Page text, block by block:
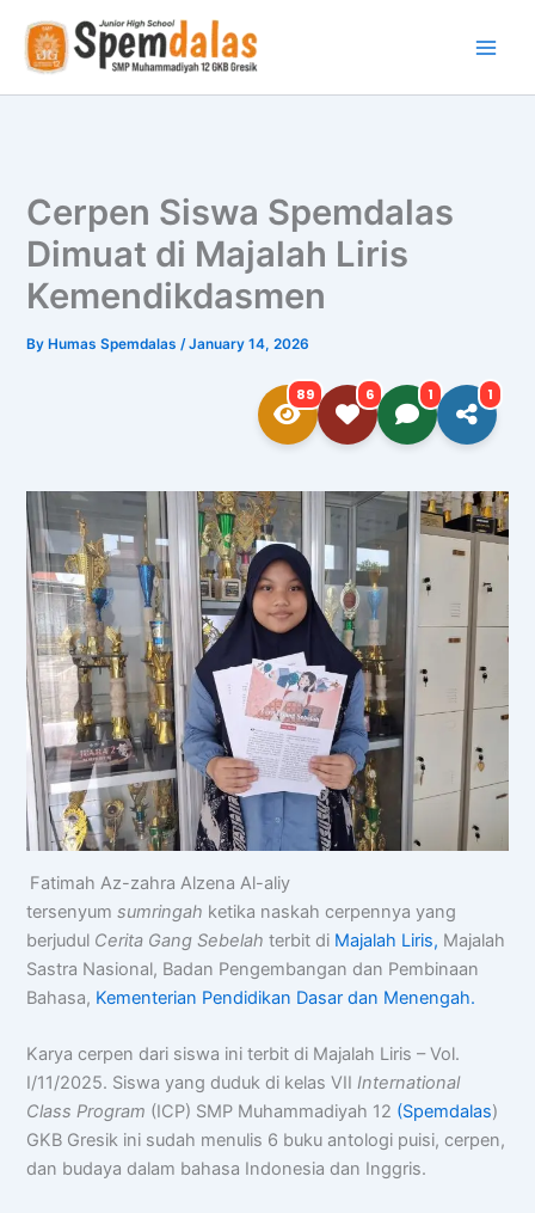
content
Cerpen Siswa Spemdalas
Dimuat di Majalah Liris
Kemendikdasmen
By Humas Spemdalas/January 14, 2026
89 6 1 1
Fatimah Az-zahra Alzena Al-aliy
tersenyumsumringah ketika naskah cerpennya yang
berjudul Cerita Gang Sebelah terbit di Majalah Liris, Majalah
Sastra Nasional, Badan Pengembangan dan Pembinaan
Bahasa, Kementerian Pendidikan Dasar dan Menengah.
Karya cerpen dari siswa ini terbit di Majalah Liris – Vol.
I/11/2025. Siswa yang duduk di kelas VIIInternational
Class Program (ICP) SMP Muhammadiyah 12 (Spemdalas)
GKB Gresik ini sudah menulis 6 buku antologi puisi, cerpen,
dan budaya dalam bahasa Indonesia dan Inggris.